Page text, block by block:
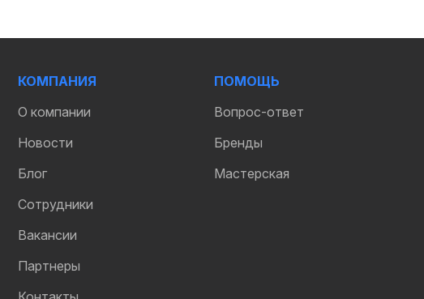
КОМПАНИЯ
О компании
Новости
Блог
Сотрудники
Вакансии
Партнеры
ПОМОЩЬ
Вопрос-ответ
Бренды
Мастерская